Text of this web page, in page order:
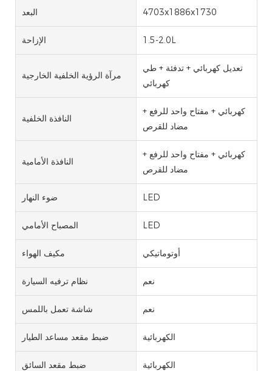
البعد 4703x1886x1730
الإزاحة 1.5-2.0L
مرآة الرؤية الخلفية الخارجية
تعديل كهربائي + تدفئة + طي
كهربائي
النافذة الخلفية
كهربائي + مفتاح واحد للرفع +
مضاد للقرص
النافذة الأمامية
كهربائي + مفتاح واحد للرفع +
مضاد للقرص
ضوء النهار LED
المصباح الأمامي LED
مكيف الهواء أوتوماتيكي
نظام ترفيه السيارة نعم
شاشة تعمل باللمس نعم
ضبط مقعد مساعد الطيار الكهربائية
ضبط مقعد السائق الكهربائية